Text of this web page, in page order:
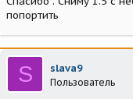
попортить
S slava9
Пользователь